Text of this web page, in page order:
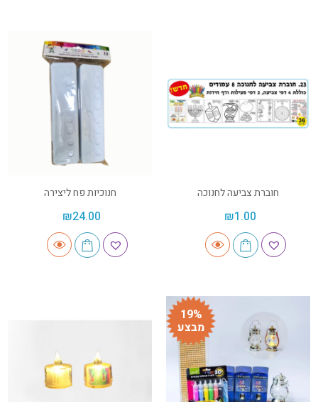
חוברת צביעה לחנוכה
₪1.00
חנוכיות פח ליצירה
₪24.00
19%
מבצע